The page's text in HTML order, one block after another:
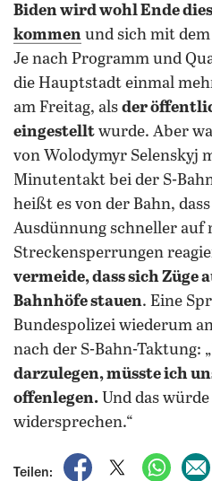
Biden wird wohl Ende
kommen und sich mit
Je nach Programm und
die Hauptstadt einmal
am Freitag, als der
eingestellt wurde. Aber
von Wolodymyr Selenskyj
Minutentakt bei der S-
heißt es von der Bahn,
Ausdünnung schneller auf
Streckensperrungen
vermeide, dass sich Züge
Bahnhöfe stauen. Eine
Bundespolizei wiederum
nach der S-Bahn-Taktung: „
darzulegen, müsste ich
offenlegen. Und das
widersprechen.“
Teilen:
auf Facebook teilen
auf X teilen
per